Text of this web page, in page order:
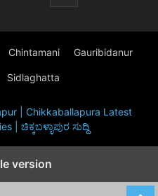
Chintamani Gauribidanur
Sidlaghatta
| Chikkaballapura Latest
| ಚಿಕ್ಕಬಳ್ಳಾಪುರ ಸುದ್ದಿ
version